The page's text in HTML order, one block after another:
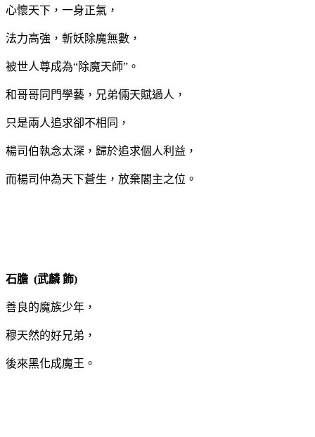
心懷天下，一身正氣，
法力高強，斬妖除魔無數，
被世人尊成為“除魔天師”。
和哥哥同門學藝，兄弟倆天賦過人，
只是兩人追求卻不相同，
楊司伯執念太深，歸於追求個人利益，
而楊司仲為天下蒼生，放棄閣主之位。
石膽 (武麟 飾)
善良的魔族少年，
穆天然的好兄弟，
後來黑化成魔王。